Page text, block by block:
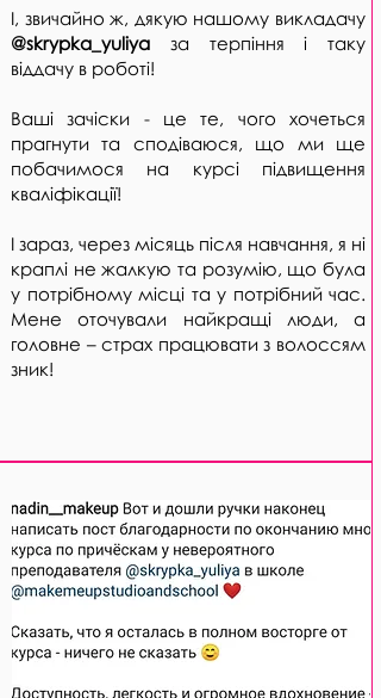
І, звичайно ж, дякую нашому викладачу
@skrypka_yuliya за терпіння і таку
віддачу в роботі!
Ваші зачіски - це те, чого хочеться
прагнути та сподіваюся, що ми ще
побачимося на курсі підвищення
кваліфікації!
І зараз, через місяць після навчання, я ні
краплі не жалкую та розумію, що була
у потрібному місці та у потрібний час.
Мене оточували найкращі люди, а
головне – страх працювати з волоссям
зник!